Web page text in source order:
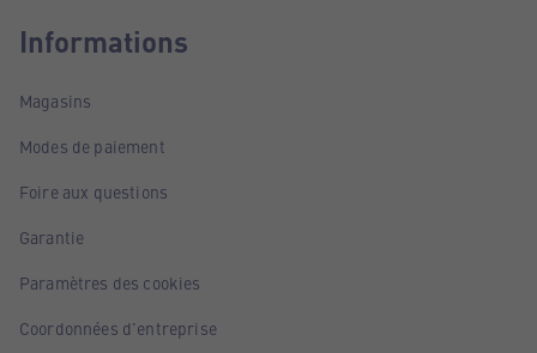
Informations
Magasins
Modes de paiement
Foire aux questions
Garantie
Paramètres des cookies
Coordonnées d'entreprise